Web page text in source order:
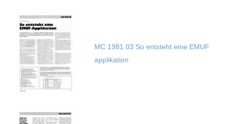
MC 1981 03 So entsteht eine EMUF
applikation